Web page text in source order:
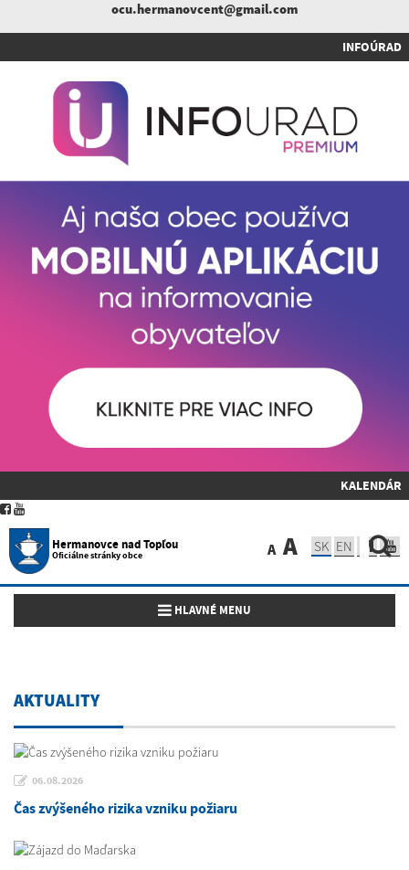
ocu.hermanovcent@gmail.com
INFOÚRAD
KALENDÁR
Hermanovce nad Topľou
Oficiálne stránky obce A A SK EN
Toggle navigation
HLAVNÉ MENU
AKTUALITY
06.08.2026
Čas zvýšeného rizika vzniku požiaru